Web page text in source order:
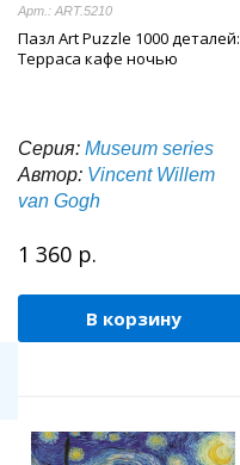
Арт.: ART.5210
Пазл Art Puzzle 1000 деталей:
Терраса кафе ночью
Серия: Museum series
Автор: Vincent Willem
van Gogh
1 360 р.
В корзину